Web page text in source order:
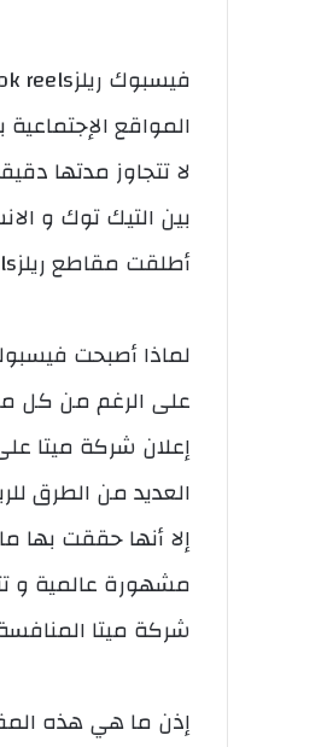
المواقع
لا تتجاوز مدتها
أطلقت مقاطع ريلزFacebook Reels .
لماذا أصبحت
على الرغم من كل
إعلان شركة ميتا
العديد من الطرق
إلا أنها حققت بها
مشهورة عالمية و
شركة ميتا
إذن ما هي هذه